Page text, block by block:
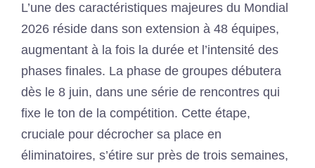
L’une des caractéristiques majeures du Mondial
2026 réside dans son extension à 48 équipes,
augmentant à la fois la durée et l’intensité des
phases finales. La phase de groupes débutera
dès le 8 juin, dans une série de rencontres qui
fixe le ton de la compétition. Cette étape,
cruciale pour décrocher sa place en
éliminatoires, s’étire sur près de trois semaines,